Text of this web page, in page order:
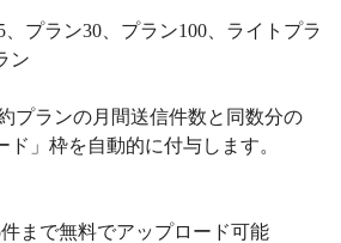
プラン30、プラン100、ライトプラ
ン
プランの月間送信件数と同数分の
ド」枠を自動的に付与します。
まで無料でアップロード可能